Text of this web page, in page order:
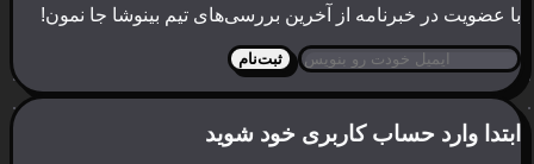
با عضویت در خبرنامه از آخرین بررسی‌های تیم بینوشا جا نمون!
ثبت‌نام
ابتدا وارد حساب کاربری خود شوید